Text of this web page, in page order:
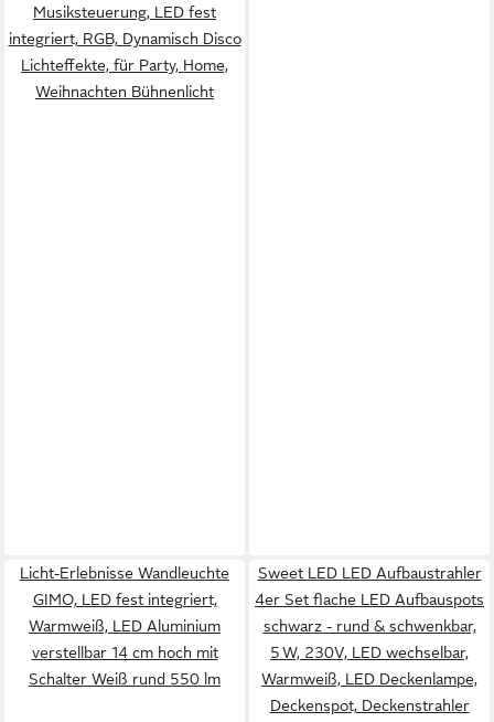
Musiksteuerung, LED fest
integriert, RGB, Dynamisch Disco
Lichteffekte, für Party, Home,
Weihnachten Bühnenlicht
Licht-Erlebnisse Wandleuchte
GIMO, LED fest integriert,
Warmweiß, LED Aluminium
verstellbar 14 cm hoch mit
Schalter Weiß rund 550 lm
Sweet LED LED Aufbaustrahler
4er Set flache LED Aufbauspots
schwarz - rund & schwenkbar,
5 W, 230V, LED wechselbar,
Warmweiß, LED Deckenlampe,
Deckenspot, Deckenstrahler